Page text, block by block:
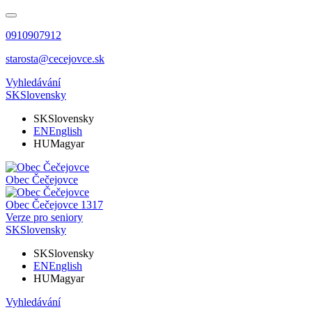
0910907912
starosta@cecejovce.sk
Vyhledávání
SKSlovensky
SKSlovensky
ENEnglish
HUMagyar
Obec Čečejovce
Obec Čečejovce 1317
Verze pro seniory
SKSlovensky
SKSlovensky
ENEnglish
HUMagyar
Vyhledávání